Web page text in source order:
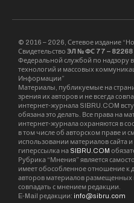
© 2016 – 2026, Сетевое издание
Свидетельство ЭЛ № ФС 77 – 82268
Федеральной службой по надзору
технологий и массовых
Информации”
Материалы, публикуемые на
зрения их авторов и не всегда
интернет-журнала SIBRU.COM
обязана это делать. Все права на
интернет-журнала охраняются в
в том числе об авторском праве и
использовании материалов сайта
гиперссылка на SIBRU.COM
Рубрика “Мнения” является
имеет обособленное отношение к
авторов материалов
совпадать с мнением редакции.
E-Mail редакции: info@sibru.com